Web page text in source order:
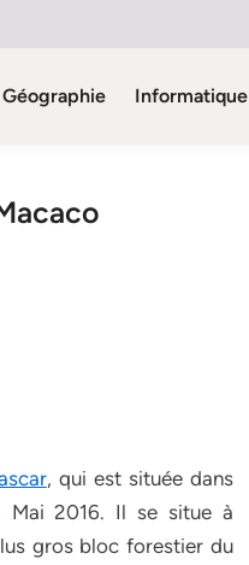
Géographie Informatique
, qui est située dans
Mai 2016. Il se situe à
gros bloc forestier du